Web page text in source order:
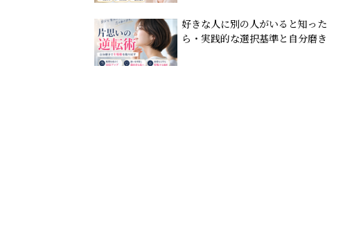
好きな人に別の人がいると知った
ら・実践的な選択基準と自分磨き